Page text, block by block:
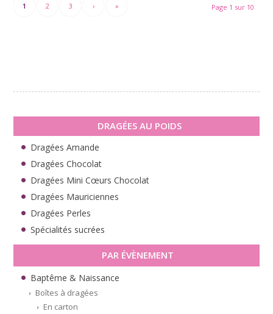
Page 1 sur 10
1 2 3 › »
DRAGÉES AU POIDS
Dragées Amande
Dragées Chocolat
Dragées Mini Cœurs Chocolat
Dragées Mauriciennes
Dragées Perles
Spécialités sucrées
PAR ÉVÈNEMENT
Baptême & Naissance
Boîtes à dragées
En carton